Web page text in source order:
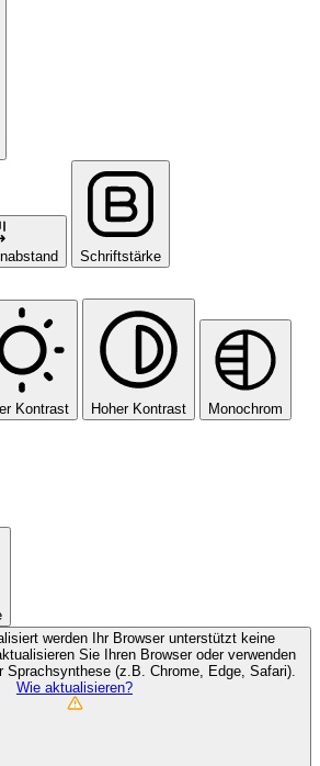
Schriftstärke
Kontrast Hoher Kontrast Monochrom
werden Ihr Browser unterstützt keine
Sie Ihren Browser oder verwenden
(z.B. Chrome, Edge, Safari).
Wie aktualisieren?